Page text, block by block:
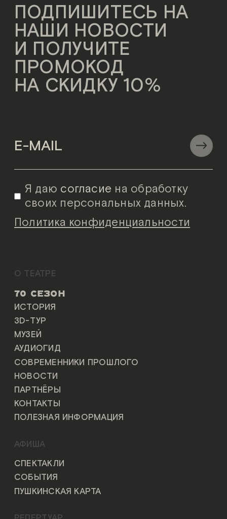
ПОДПИШИТЕСЬ НА
НАШИ НОВОСТИ
И ПОЛУЧИТЕ
ПРОМОКОД
НА СКИДКУ 10%
Я даю согласие на обработку
своих персональных данных.
Политика конфиденциальности
О ТЕАТРЕ
70 СЕЗОН
ИСТОРИЯ
3D-ТУР
МУЗЕЙ
АУДИОГИД
СОВРЕМЕННИКИ ПРОШЛОГО
НОВОСТИ
ПАРТНЁРЫ
КОНТАКТЫ
ПОЛЕЗНАЯ ИНФОРМАЦИЯ
АФИША
СПЕКТАКЛИ
СОБЫТИЯ
ПУШКИНСКАЯ КАРТА